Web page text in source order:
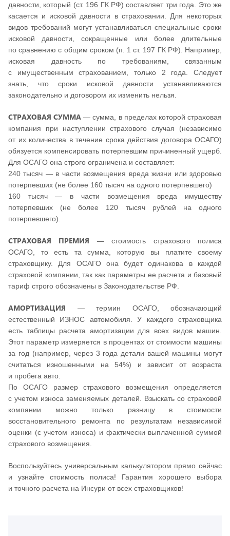
давности, который (ст. 196 ГК РФ) составляет три года. Это же
касается и исковой давности в страховании. Для некоторых
видов требований могут устанавливаться специальные сроки
исковой давности, сокращенные или более длительные
по сравнению с общим сроком (п. 1 ст. 197 ГК РФ). Например,
исковая давность по требованиям, связанным
с имущественным страхованием, только 2 года. Следует
знать, что сроки исковой давности устанавливаются
законодательно и договором их изменить нельзя.
СТРАХОВАЯ СУММА — сумма, в пределах которой страховая
компания при наступлении страхового случая (независимо
от их количества в течение срока действия договора ОСАГО)
обязуется компенсировать потерпевшим причиненный ущерб.
Для ОСАГО она строго ограничена и составляет:
240 тысяч — в части возмещения вреда жизни или здоровью
потерпевших (не более 160 тысяч на одного потерпевшего)
160 тысяч — в части возмещения вреда имуществу
потерпевших (не более 120 тысяч рублей на одного
потерпевшего).
СТРАХОВАЯ ПРЕМИЯ — стоимость страхового полиса
ОСАГО, то есть та сумма, которую вы платите своему
страховщику. Для ОСАГО она будет одинакова в каждой
страховой компании, так как параметры ее расчета и базовый
тариф строго обозначены в Законодательстве РФ.
АМОРТИЗАЦИЯ — термин ОСАГО, обозначающий
естественный ИЗНОС автомобиля. У каждого страховщика
есть таблицы расчета амортизации для всех видов машин.
Этот параметр измеряется в процентах от стоимости машины
за год (например, через 3 года детали вашей машины могут
считаться изношенными на 54%) и зависит от возраста
и пробега авто.
По ОСАГО размер страхового возмещения определяется
с учетом износа заменяемых деталей. Взыскать со страховой
компании можно только разницу в стоимости
восстановительного ремонта по результатам независимой
оценки (с учетом износа) и фактически выплаченной суммой
страхового возмещения.
Воспользуйтесь универсальным калькулятором прямо сейчас
и узнайте стоимость полиса! Гарантия хорошего выбора
и точного расчета на Инсури от всех страховщиков!